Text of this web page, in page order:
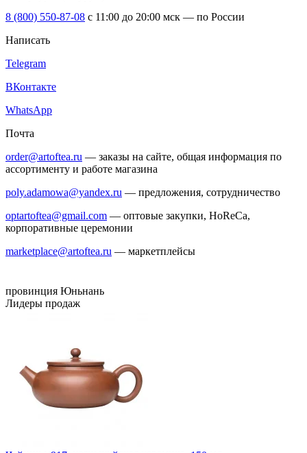
8 (800) 550-87-08 c 11:00 до 20:00 мск — по России
Написать
Telegram
ВКонтакте
WhatsApp
Почта
order@artoftea.ru — заказы на сайте, общая информация по
ассортименту и работе магазина
poly.adamowa@yandex.ru — предложения, сотрудничество
optartoftea@gmail.com — оптовые закупки, HoReCa,
корпоративные церемонии
marketplace@artoftea.ru — маркетплейсы
провинция Юньнань
Лидеры продаж